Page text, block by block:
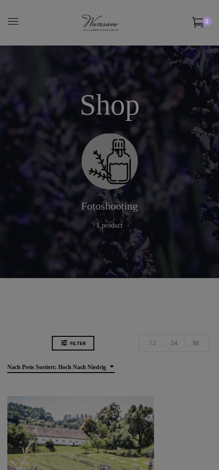
0
Shop
Fotoshooting
1 product
FILTER
Nach Preis Sortiert: Hoch Nach Niedrig
12 24 36